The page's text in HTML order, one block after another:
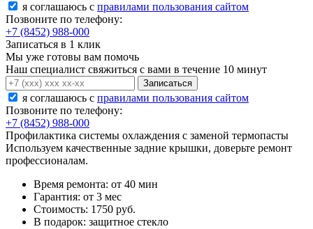
я соглашаюсь c правилами пользования сайтом
Позвоните по телефону:
+7 (8452) 988-000
Записаться в 1 клик
Мы уже готовы вам помочь
Наш специалист свяжиться с вами в течение 10 минут
Записаться
я соглашаюсь c правилами пользования сайтом
Позвоните по телефону:
+7 (8452) 988-000
Профилактика системы охлаждения с заменой термопасты
Используем качественные задние крышки, доверьте ремонт
профессионалам.
Время ремонта: от 40 мин
Гарантия: от 3 мес
Стоимость: 1750 руб.
В подарок: защитное стекло